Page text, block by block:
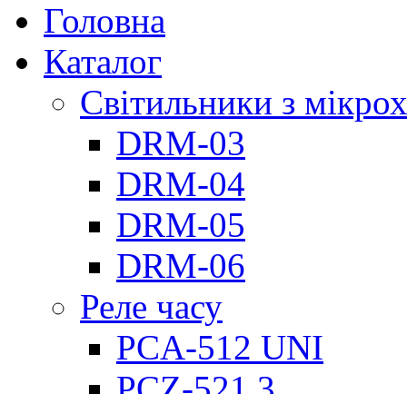
Головна
Каталог
Світильники з
DRM-03
DRM-04
DRM-05
DRM-06
Реле часу
PCA-512 UNI